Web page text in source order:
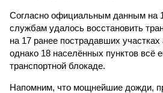
Согласно официальным данным на
службам удалось восстановить
на 17 ранее пострадавших
однако 18 населённых пунктов всё
транспортной блокаде.
Напомним, что мощнейшие дожди,